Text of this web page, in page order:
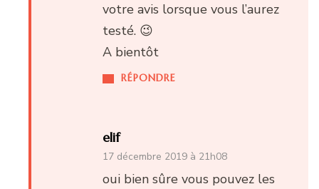
RÉPONDRE
votre avis lorsque vous l’aurez
testé. 😉
A bientôt
elif
17 décembre 2019 à 21h08
oui bien sûre vous pouvez les